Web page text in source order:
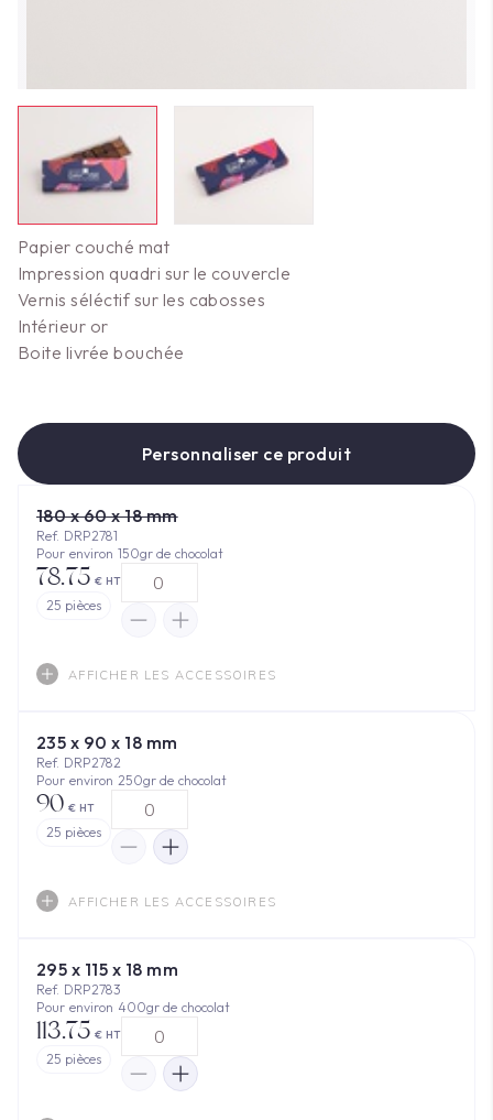
Papier couché mat
Impression quadri sur le couvercle
Vernis séléctif sur les cabosses
Intérieur or
Boite livrée bouchée
Personnaliser ce produit
180 x 60 x 18 mm
Ref. DRP2781
Pour environ 150gr de chocolat
78.75 € HT
25 pièces
AFFICHER LES ACCESSOIRES
235 x 90 x 18 mm
Ref. DRP2782
Pour environ 250gr de chocolat
90 € HT
25 pièces
AFFICHER LES ACCESSOIRES
295 x 115 x 18 mm
Ref. DRP2783
Pour environ 400gr de chocolat
113.75 € HT
25 pièces